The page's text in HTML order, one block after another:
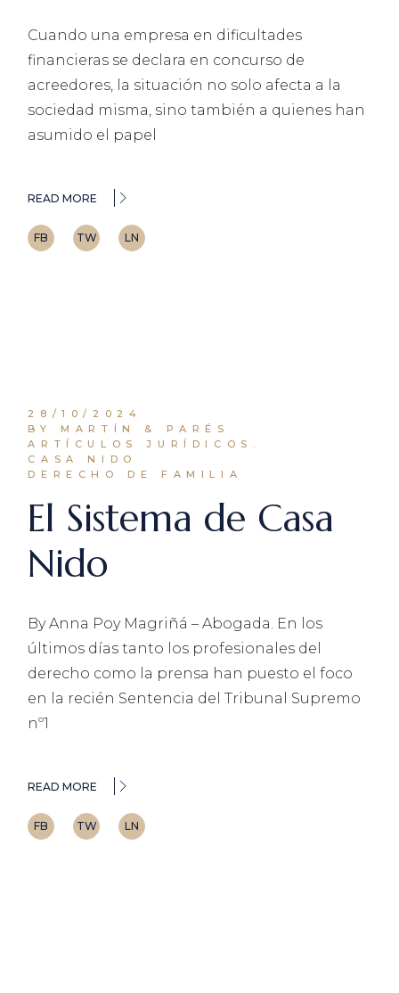
Cuando una empresa en dificultades
financieras se declara en concurso de
acreedores, la situación no solo afecta a la
sociedad misma, sino también a quienes han
asumido el papel
READ MORE
FB TW LN
28/10/2024
BY MARTÍN & PARÉS
ARTÍCULOS JURÍDICOS.
CASA NIDO
DERECHO DE FAMILIA
El Sistema de Casa
Nido
By Anna Poy Magriñá – Abogada. En los
últimos días tanto los profesionales del
derecho como la prensa han puesto el foco
en la recién Sentencia del Tribunal Supremo
nº1
READ MORE
FB TW LN